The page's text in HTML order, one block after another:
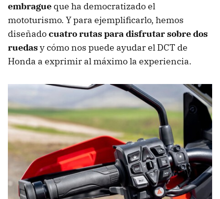
embrague que ha democratizado el
mototurismo. Y para ejemplificarlo, hemos
diseñadocuatro rutas para disfrutar sobre dos
ruedasy cómo nos puede ayudar el DCT de
Honda a exprimir al máximo la experiencia.